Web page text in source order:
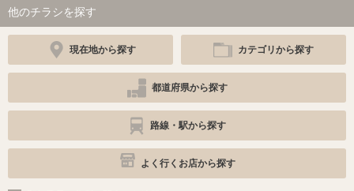
他のチラシを探す
現在地から探す カテゴリから探す
都道府県から探す
路線・駅から探す
よく行くお店から探す